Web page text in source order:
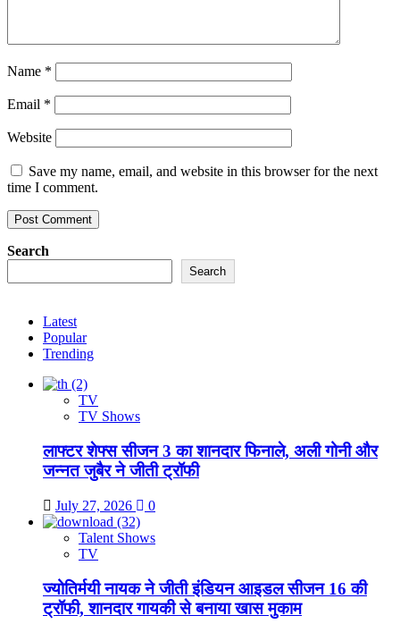
Name *
Email *
Website
Save my name, email, and website in this browser for the next
time I comment.
Search
Search
Latest
Popular
Trending
TV
TV Shows
लाफ्टर शेफ्स सीजन 3 का शानदार फिनाले, अली गोनी और
जन्नत जुबैर ने जीती ट्रॉफी
July 27, 2026 0
Talent Shows
TV
ज्योतिर्मयी नायक ने जीती इंडियन आइडल सीजन 16 की
ट्रॉफी, शानदार गायकी से बनाया खास मुकाम